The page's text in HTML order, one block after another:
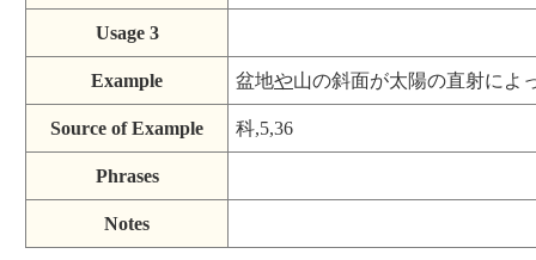
Usage 3
Example 盆地や山の斜面が太陽の直射によ
Source of Example 科,5,36
Phrases
Notes